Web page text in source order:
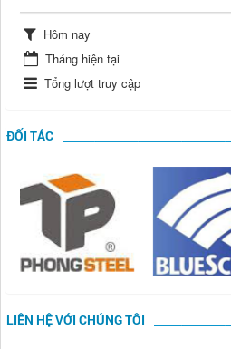
Hôm nay
Tháng hiện tại
Tổng lượt truy cập
ĐỐI TÁC
LIÊN HỆ VỚI CHÚNG TÔI